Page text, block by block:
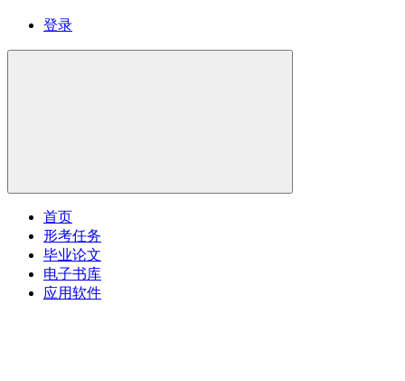
登录
首页
形考任务
毕业论文
电子书库
应用软件